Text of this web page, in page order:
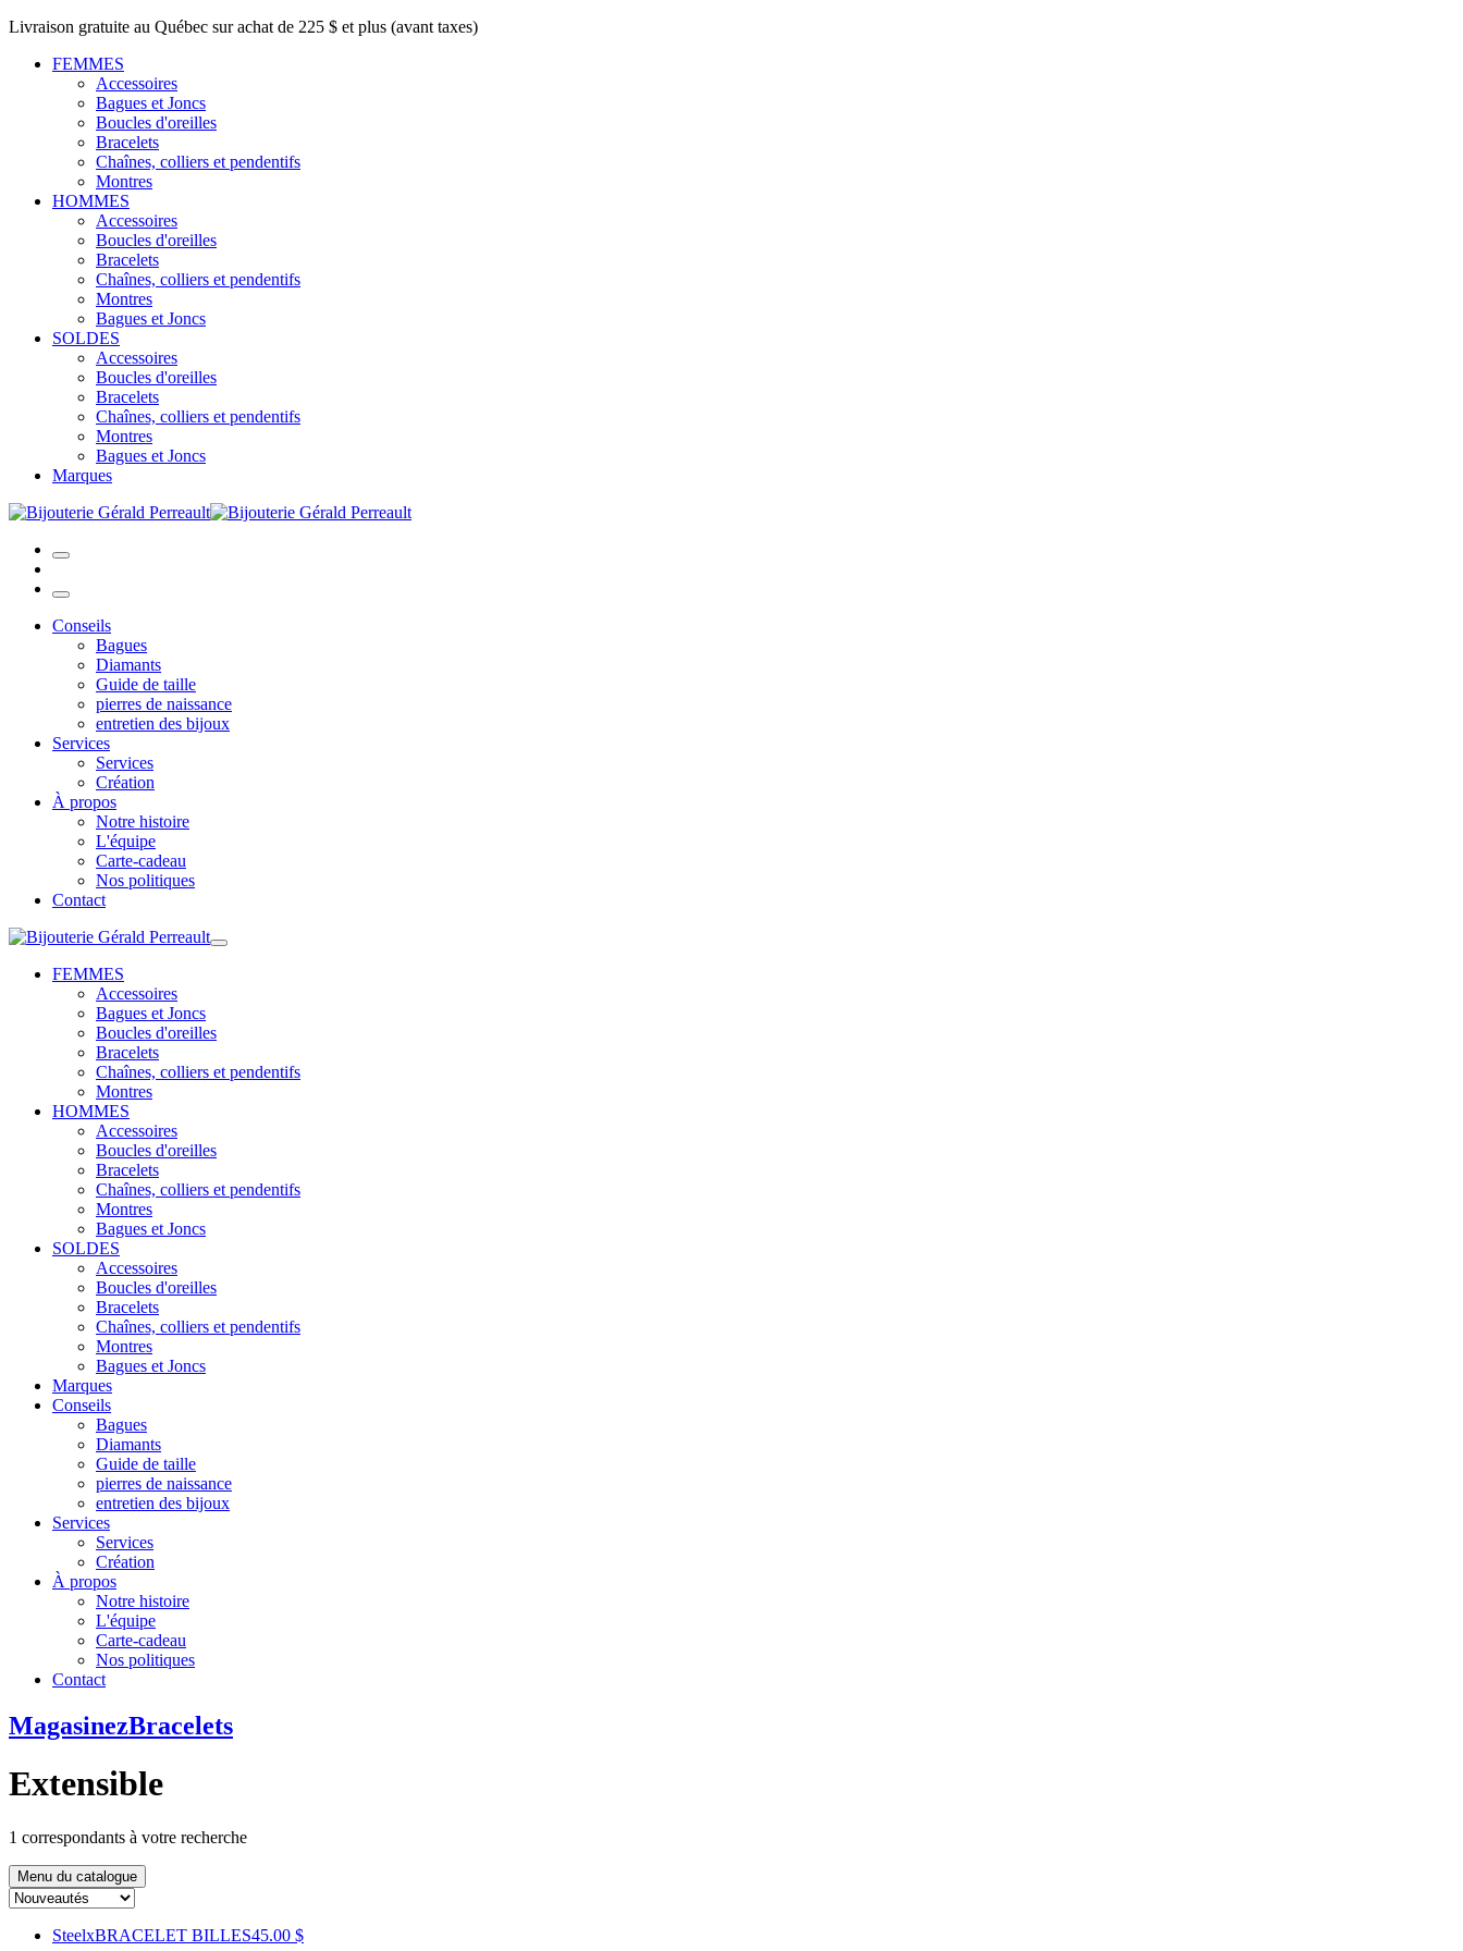
Livraison gratuite au Québec sur achat de 225 $ et plus (avant taxes)
FEMMES
Accessoires
Bagues et Joncs
Boucles d'oreilles
Bracelets
Chaînes, colliers et pendentifs
Montres
HOMMES
Accessoires
Boucles d'oreilles
Bracelets
Chaînes, colliers et pendentifs
Montres
Bagues et Joncs
SOLDES
Accessoires
Boucles d'oreilles
Bracelets
Chaînes, colliers et pendentifs
Montres
Bagues et Joncs
Marques
Conseils
Bagues
Diamants
Guide de taille
pierres de naissance
entretien des bijoux
Services
Services
Création
À propos
Notre histoire
L'équipe
Carte-cadeau
Nos politiques
Contact
FEMMES
Accessoires
Bagues et Joncs
Boucles d'oreilles
Bracelets
Chaînes, colliers et pendentifs
Montres
HOMMES
Accessoires
Boucles d'oreilles
Bracelets
Chaînes, colliers et pendentifs
Montres
Bagues et Joncs
SOLDES
Accessoires
Boucles d'oreilles
Bracelets
Chaînes, colliers et pendentifs
Montres
Bagues et Joncs
Marques
Conseils
Bagues
Diamants
Guide de taille
pierres de naissance
entretien des bijoux
Services
Services
Création
À propos
Notre histoire
L'équipe
Carte-cadeau
Nos politiques
Contact
MagasinezBracelets
Extensible
1 correspondants à votre recherche
Menu du catalogue
SteelxBRACELET BILLES45.00 $